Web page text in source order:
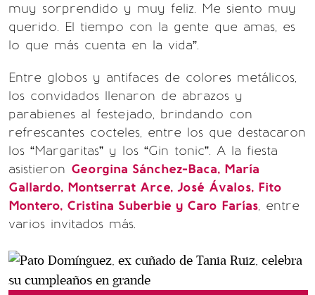
muy sorprendido y muy feliz. Me siento muy
querido. El tiempo con la gente que amas, es
lo que más cuenta en la vida”.
Entre globos y antifaces de colores metálicos,
los convidados llenaron de abrazos y
parabienes al festejado, brindando con
refrescantes cocteles, entre los que destacaron
los “Margaritas” y los “Gin tonic”. A la fiesta
asistieron Georgina Sánchez-Baca, María
Gallardo, Montserrat Arce, José Ávalos, Fito
Montero, Cristina Suberbie y Caro Farías, entre
varios invitados más.